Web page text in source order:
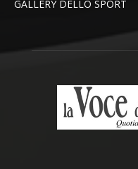
GALLERY DELLO SPORT